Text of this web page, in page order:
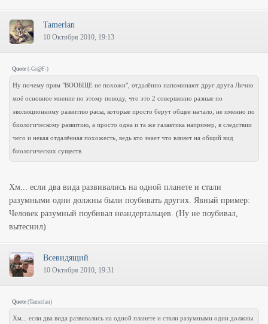
Tamerlan
10 Октября 2010, 19:13
Quote (-Gr@F-)
Ну почему прям "ВООБЩЕ не похожи", отдалённо напоминают друг друга Лично
моё основное мнение по этому поводу, что это 2 совершенно разные по
эволюционному развитию расы, которые просто берут общее начало, не именно по
биологическому развитию, а просто одна и та же галактика например, в следствии
чего и некая отдалённая похожесть, ведь кто знает что влияет на общий вид
биологических существ
Хм... если два вида развивались на одной планете и стали
разумными одни должны были поубивать других. Явный пример:
Человек разумный поубивал неандертальцев. (Ну не поубивал,
вытеснил)
Всевидящий
10 Октября 2010, 19:31
Quote (Tamerlan)
Хм... если два вида развивались на одной планете и стали разумными одни должны